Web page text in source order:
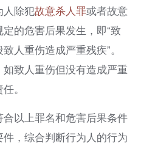
人除犯故意杀人罪或者故意
的危害后果发生，即“致
人重伤造成严重残疾”。
致人重伤但没有造成严重
。
以上罪名和危害后果条件
，综合判断行为人的行为